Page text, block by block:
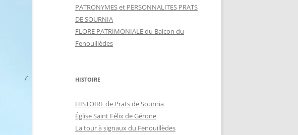
PATRONYMES et PERSONNALITES PRATS
DE SOURNIA
FLORE PATRIMONIALE du Balcon du
Fenouillèdes
HISTOIRE
HISTOIRE de Prats de Sournia
Église Saint Félix de Gérone
La tour à signaux du Fenouillèdes